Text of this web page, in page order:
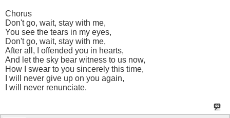
Chorus
Don't go, wait, stay with me,
You see the tears in my eyes,
Don't go, wait, stay with me,
After all, I offended you in hearts,
And let the sky bear witness to us now,
How I swear to you sincerely this time,
I will never give up on you again,
I will never renunciate.